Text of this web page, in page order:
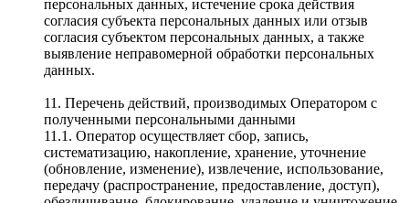
персональных данных, истечение срока действия
согласия субъекта персональных данных или отзыв
согласия субъектом персональных данных, а также
выявление неправомерной обработки персональных
данных.
11. Перечень действий, производимых Оператором с
полученными персональными данными
11.1. Оператор осуществляет сбор, запись,
систематизацию, накопление, хранение, уточнение
(обновление, изменение), извлечение, использование,
передачу (распространение, предоставление, доступ),